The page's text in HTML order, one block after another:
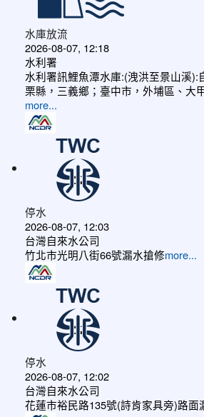
水庫放流
2026-08-07, 12:18
水利署
水利署訊鯉魚潭水庫:(洩洪至景山溪):
栗縣，三義鄉；臺中市，外埔區、大
more...
停水
2026-08-07, 12:03
台灣自來水公司
竹北市光明八街66號漏水搶修more...
停水
2026-08-07, 12:02
台灣自來水公司
花蓮市裕民路135號(詩肯家具旁)路面